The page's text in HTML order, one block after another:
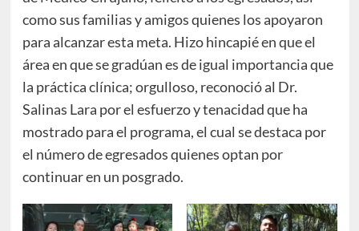
como sus familias y amigos quienes los apoyaron
para alcanzar esta meta. Hizo hincapié en que el
área en que se gradúan es de igual importancia que
la práctica clínica; orgulloso, reconoció al Dr.
Salinas Lara por el esfuerzo y tenacidad que ha
mostrado para el programa, el cual se destaca por
el número de egresados quienes optan por
continuar en un posgrado.